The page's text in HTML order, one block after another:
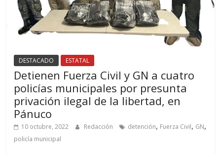
DESTACADO ESTATAL
Detienen Fuerza Civil y GN a cuatro
policías municipales por presunta
privación ilegal de la libertad, en
Pánuco
10 octubre, 2022 Redacción detención, Fuerza Civil, GN,
policía municipal